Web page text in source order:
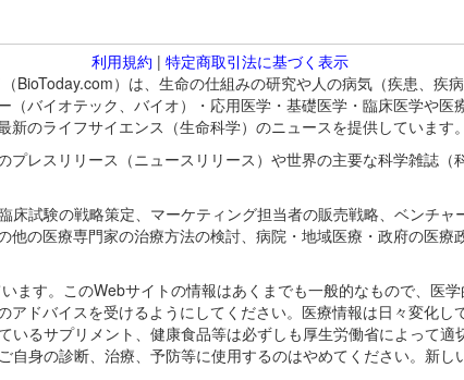
利用規約 | 特定商取引法に基づく表示
BioToday.com）は、生命の仕組みの研究や人の病気（疾患、疾
バイオテック、バイオ）・応用医学・基礎医学・臨床医学や医
のライフサイエンス（生命科学）のニュースを提供しています。
レスリリース（ニュースリリース）や世界の主要な科学雑誌
試験の戦略策定、マーケティング担当者の販売戦略、ベンチャ
の医療専門家の治療方法の検討、病院・地域医療・政府の医
ます。このWebサイトの情報はあくまでも一般的なもので、医
アドバイスを受けるようにしてください。医療情報は日々変化
いるサプリメント、健康食品等は必ずしも厚生労働省によって
自身の診断、治療、予防等に使用するのはやめてください。新